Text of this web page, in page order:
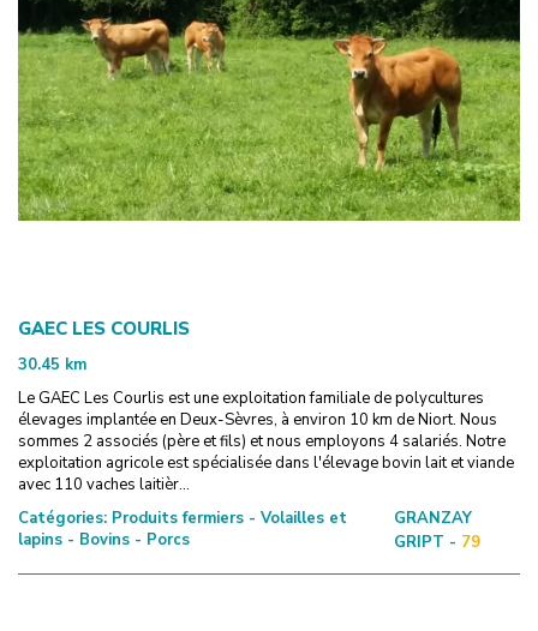
GAEC LES COURLIS
30.45 km
Le GAEC Les Courlis est une exploitation familiale de polycultures
élevages implantée en Deux-Sèvres, à environ 10 km de Niort. Nous
sommes 2 associés (père et fils) et nous employons 4 salariés. Notre
exploitation agricole est spécialisée dans l'élevage bovin lait et viande
avec 110 vaches laitièr...
Catégories: Produits fermiers - Volailles et
lapins - Bovins - Porcs
GRANZAY
GRIPT - 79